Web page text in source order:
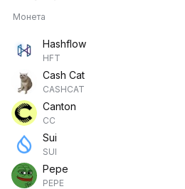
Монета
Hashflow
HFT
Cash Cat
CASHCAT
Canton
CC
Sui
SUI
Pepe
PEPE